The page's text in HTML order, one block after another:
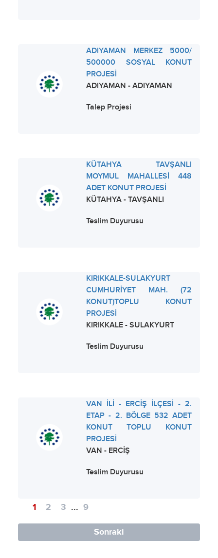
ADIYAMAN MERKEZ 5000/
500000 SOSYAL KONUT
PROJESİ
ADIYAMAN - ADIYAMAN
Talep Projesi
KÜTAHYA TAVŞANLI
MOYMUL MAHALLESİ 448
ADET KONUT PROJESİ
KÜTAHYA - TAVŞANLI
Teslim Duyurusu
KIRIKKALE-SULAKYURT
CUMHURİYET MAH. (72
KONUT)TOPLU KONUT
PROJESİ
KIRIKKALE - SULAKYURT
Teslim Duyurusu
VAN İLİ - ERCİŞ İLÇESİ - 2.
ETAP - 2. BÖLGE 532 ADET
KONUT TOPLU KONUT
PROJESİ
VAN - ERCİŞ
Teslim Duyurusu
1 2 3 ... 9
Sonraki